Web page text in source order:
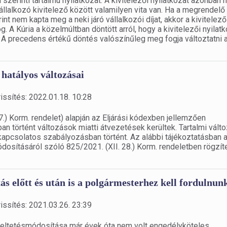
kivitelező között valamilyen vita van. Ha a megrendelő
nem kapta meg a neki járó vállalkozói díjat, akkor a
A Kúria a közelmúltban döntött arról, hogy a kivitelezői
precedens értékű döntés valószínűleg meg fogja változtatni
változásai
2022.01.18. 10:28
Korm. rendelet) alapján az Eljárási kódexben jellemzően
történt változások miatti átvezetések kerültek. Tartalmi
szabályozásban történt. Az alábbi tájékoztatásban
szóló 825/2021. (XII. 28.) Korm. rendeletben
előtt és után is a polgármesterhez kell
2021.03.26. 23:39